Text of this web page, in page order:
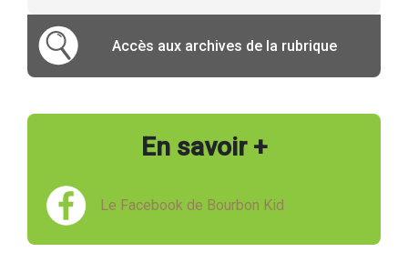
Accès aux archives de la rubrique
En savoir +
Le Facebook de Bourbon Kid